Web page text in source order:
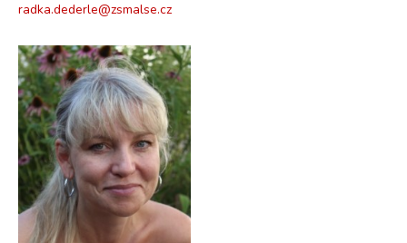
radka.dederle@zsmalse.cz